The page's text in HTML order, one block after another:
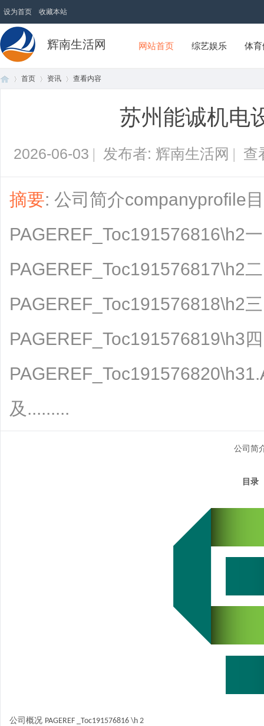
设为首页 收藏本站
辉南生活网 网站首页 综艺娱乐 体
首页 资讯 查看内容
苏州能诚机电
2026-06-03 | 发布者: 辉南生活网 | 查
摘要: 公司简介companyprofile
PAGEREF_Toc191576816\h2
PAGEREF_Toc191576817\h2
PAGEREF_Toc191576818\h2
PAGEREF_Toc191576819\h3
及.........
公司简
目录
公司概况 PAGEREF _Toc191576816 \h 2